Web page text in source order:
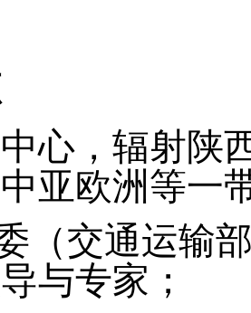
心，辐射陕
亚欧洲等一
（交通运输
与专家；